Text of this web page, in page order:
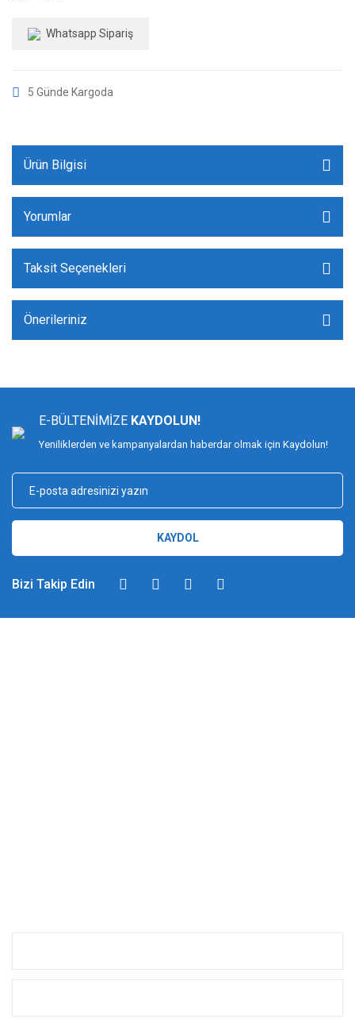
Whatsapp Sipariş
5 Günde Kargoda
Ürün Bilgisi
Yorumlar
Taksit Seçenekleri
Önerileriniz
E-BÜLTENİMİZE KAYDOLUN!
Yeniliklerden ve kampanyalardan haberdar olmak için Kaydolun!
KAYDOL
Bizi Takip Edin